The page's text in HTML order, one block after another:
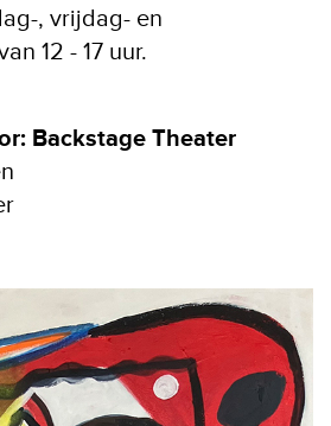
, vrijdag- en
12 - 17 uur.
Backstage Theater